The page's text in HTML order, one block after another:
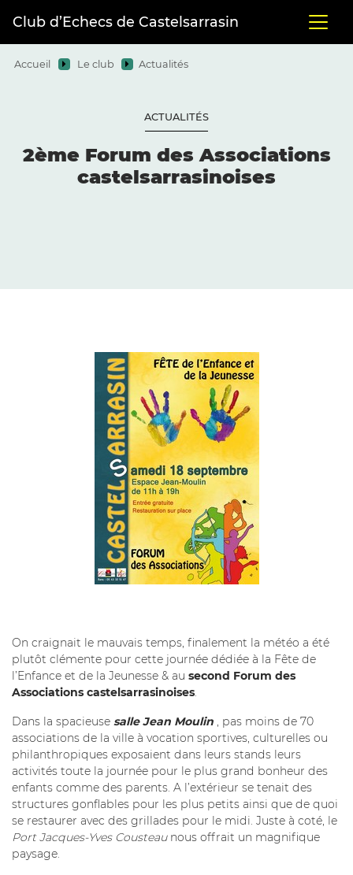
Club d’Echecs de Castelsarrasin
Accueil Le club Actualités
ACTUALITÉS
2ème Forum des Associations
castelsarrasinoises
On craignait le mauvais temps, finalement la météo a été
plutôt clémente pour cette journée dédiée à la Fête de
l’Enfance et de la Jeunesse & au second Forum des
Associations castelsarrasinoises.
Dans la spacieuse salle Jean Moulin , pas moins de 70
associations de la ville à vocation sportives, culturelles ou
philanthropiques exposaient dans leurs stands leurs
activités toute la journée pour le plus grand bonheur des
enfants comme des parents. A l’extérieur se tenait des
structures gonflables pour les plus petits ainsi que de quoi
se restaurer avec des grillades pour le midi. Juste à coté, le
Port Jacques-Yves Cousteaunous offrait un magnifique
paysage.